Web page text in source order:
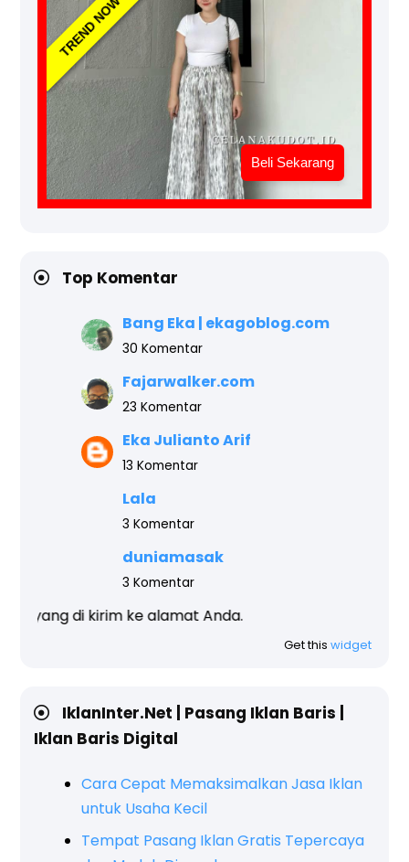
TREND NOW
Beli Sekarang
Top Komentar
Bang Eka | ekagoblog.com
30 Komentar
Fajarwalker.com
23 Komentar
Eka Julianto Arif
13 Komentar
Lala
3 Komentar
duniamasak
3 Komentar
ke alamat Anda.
Get this widget
IklanInter.Net | Pasang Iklan Baris |
Iklan Baris Digital
Cara Cepat Memaksimalkan Jasa Iklan
untuk Usaha Kecil
Tempat Pasang Iklan Gratis Tepercaya